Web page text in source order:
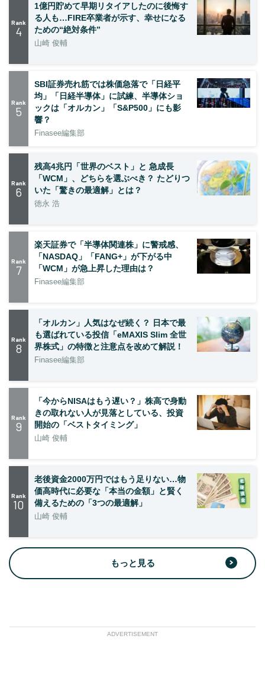
Rank
4
1億円貯めて早期リタイアしたのに後悔す
る人も…FIRE卒業者が示す、幸せになる
ための“絶対条件”
山崎 俊輔
Rank
5
SBI証券売れ筋では株価急落で「日経平
均」「日経半導体」に試練、半導体ショ
ックは「オルカン」「S&P500」にも影
響？
Finasee編集部
Rank
6
残高4兆円「世界のベスト」と 急成長
「WCM」、どちらを選ぶべき？ たどりつ
いた「驚きの最適解」とは？
徳永 浩
Rank
7
楽天証券で「半導体関連株」に警戒感、
「NASDAQ」「FANG+」が下がる中
「WCM」が急上昇した理由は？
Finasee編集部
Rank
8
「オルカン」人気はなぜ続く？ 日本で最
も選ばれている投信「eMAXIS Slim 全世
界株式」の特徴と注意点を改めて解説！
Finasee編集部
Rank
9
「今からNISAはもう遅い？」株高で身動
きの取れない人が見落としている、投資
開始の「ベストタイミング」
山崎 俊輔
Rank
10
老後資金2000万円ではもう足りない…物
価高時代に必要な「本当の金額」と賢く
備えるための「3つの最適解」
山崎 俊輔
もっと見る
ADVERTISEMENT